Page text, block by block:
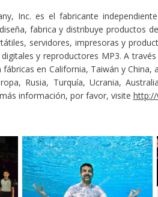
Inc. es el fabricante
fabrica y distribuye productos
servidores, impresoras y
y reproductores MP3. A
en California, Taiwán y
Rusia, Turquía, Ucrania,
información, por favor, visite